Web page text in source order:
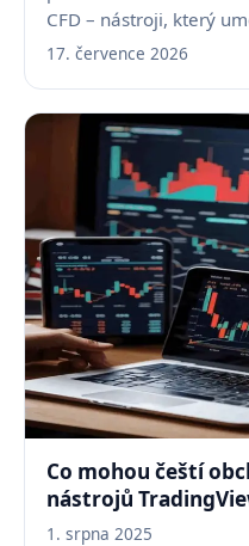
CFD – nástroji, který
17. července 2026
Co mohou čeští
nástrojů
1. srpna 2025